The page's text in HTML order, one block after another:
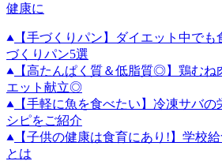
健康に
【手づくりパン】ダイエット中で
づくりパン5選
【高たんぱく質＆低脂質◎】鶏むね
エット献立◎
【手軽に魚を食べたい】冷凍サバ
シピをご紹介
【子供の健康は食育にあり!】学校
とは